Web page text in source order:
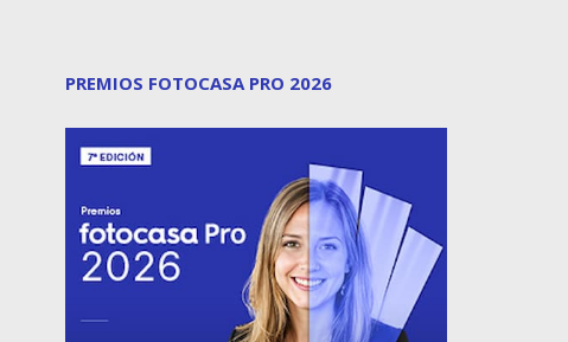
PREMIOS FOTOCASA PRO 2026